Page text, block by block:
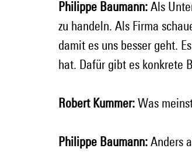
Philippe Baumann: Als
zu handeln. Als Firma
damit es uns besser geht.
hat. Dafür gibt es konkrete
Robert Kummer: Was
Philippe Baumann: Anders